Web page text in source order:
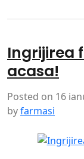
Ingrijirea
acasa!
Posted on 16
byfarmasi